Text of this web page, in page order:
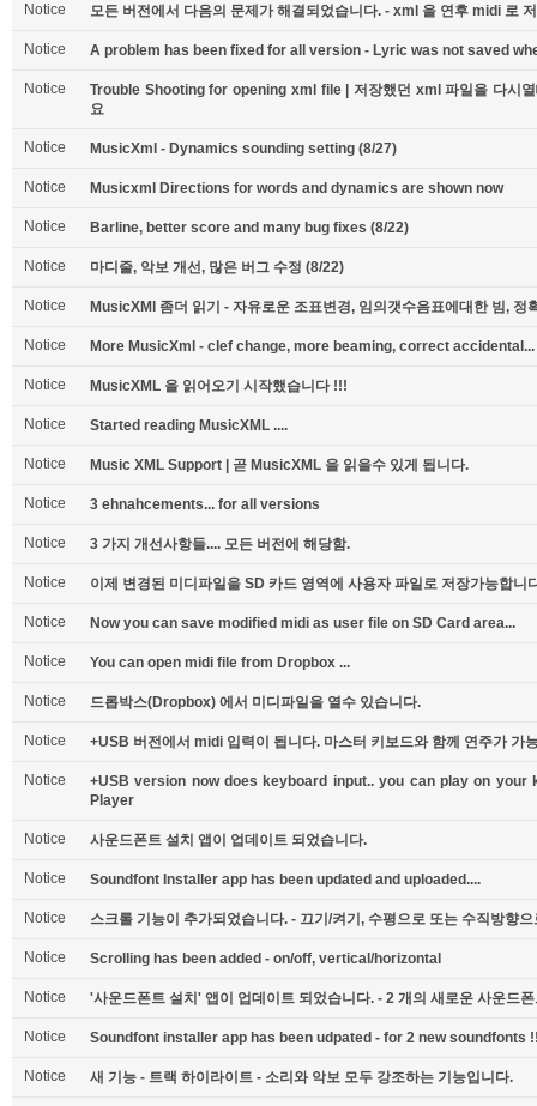
Notice 모든 버전에서 다음의 문제가 해결되었습니다. - xml 을 연후 midi 로
Notice A problem has been fixed for all version - Lyric was not saved
Notice
Trouble Shooting for opening xml file | 저장했던 xml 파일을 다시
요
Notice MusicXml - Dynamics sounding setting (8/27)
Notice Musicxml Directions for words and dynamics are shown now
Notice Barline, better score and many bug fixes (8/22)
Notice 마디줄, 악보 개선, 많은 버그 수정 (8/22)
Notice MusicXMl 좀더 읽기 - 자유로운 조표변경, 임의갯수음표에대한 빔, 정
Notice More MusicXml - clef change, more beaming, correct accidental...
Notice MusicXML 을 읽어오기 시작했습니다 !!!
Notice Started reading MusicXML ....
Notice Music XML Support | 곧 MusicXML 을 읽을수 있게 됩니다.
Notice 3 ehnahcements... for all versions
Notice 3 가지 개선사항들.... 모든 버전에 해당함.
Notice 이제 변경된 미디파일을 SD 카드 영역에 사용자 파일로 저장가능합니
Notice Now you can save modified midi as user file on SD Card area...
Notice You can open midi file from Dropbox ...
Notice 드롭박스(Dropbox) 에서 미디파일을 열수 있습니다.
Notice +USB 버전에서 midi 입력이 됩니다. 마스터 키보드와 함께 연주가 가
Notice
+USB version now does keyboard input.. you can play on your
Player
Notice 사운드폰트 설치 앱이 업데이트 되었습니다.
Notice Soundfont Installer app has been updated and uploaded....
Notice 스크롤 기능이 추가되었습니다. - 끄기/켜기, 수평으로 또는 수직방향으
Notice Scrolling has been added - on/off, vertical/horizontal
Notice '사운드폰트 설치' 앱이 업데이트 되었습니다. - 2 개의 새로운 사운드
Notice Soundfont installer app has been udpated - for 2 new soundfonts
Notice 새 기능 - 트랙 하이라이트 - 소리와 악보 모두 강조하는 기능입니다.